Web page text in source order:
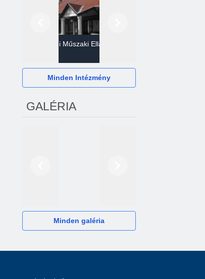
Gazdasági Műszaki Ellátó
Minden Intézmény
GALÉRIA
Minden galéria